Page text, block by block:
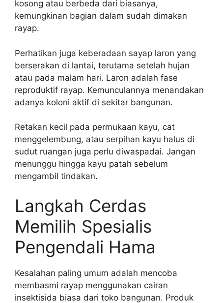
kosong atau berbeda dari biasanya,
kemungkinan bagian dalam sudah dimakan
rayap.
Perhatikan juga keberadaan sayap laron yang
berserakan di lantai, terutama setelah hujan
atau pada malam hari. Laron adalah fase
reproduktif rayap. Kemunculannya menandakan
adanya koloni aktif di sekitar bangunan.
Retakan kecil pada permukaan kayu, cat
menggelembung, atau serpihan kayu halus di
sudut ruangan juga perlu diwaspadai. Jangan
menunggu hingga kayu patah sebelum
mengambil tindakan.
Langkah Cerdas
Memilih Spesialis
Pengendali Hama
Kesalahan paling umum adalah mencoba
membasmi rayap menggunakan cairan
insektisida biasa dari toko bangunan. Produk